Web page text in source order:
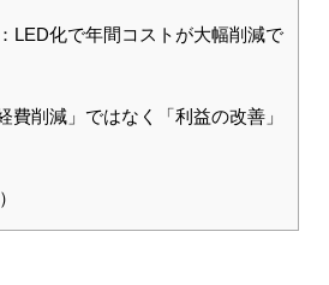
LED化で年間コストが大幅削減で
費削減」ではなく「利益の改善」